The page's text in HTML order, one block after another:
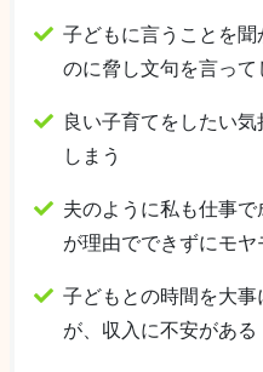
子どもに言うことを
のに脅し文句を言って
良い子育てをしたい
しまう
夫のように私も仕事
が理由でできずにモヤ
子どもとの時間を大
が、収入に不安がある